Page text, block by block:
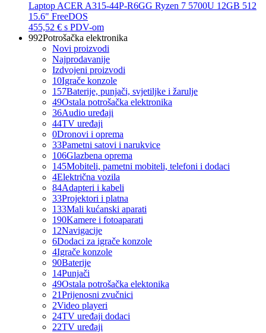
Laptop ACER A315-44P-R6GG Ryzen 7 5700U 12GB 512
15.6" FreeDOS
455,52 € s PDV-om
992Potrošačka elektronika
Novi proizvodi
Najprodavanije
Izdvojeni proizvodi
10Igrače konzole
157Baterije, punjači, svjetiljke i žarulje
49Ostala potrošačka elektronika
36Audio uređaji
44TV uređaji
0Dronovi i oprema
33Pametni satovi i narukvice
106Glazbena oprema
145Mobiteli, pametni mobiteli, telefoni i dodaci
4Električna vozila
84Adapteri i kabeli
33Projektori i platna
133Mali kućanski aparati
190Kamere i fotoaparati
12Navigacije
6Dodaci za igrače konzole
4Igrače konzole
90Baterije
14Punjači
49Ostala potrošačka elektonika
21Prijenosni zvučnici
2Video playeri
24TV uređaji dodaci
22TV uređaji